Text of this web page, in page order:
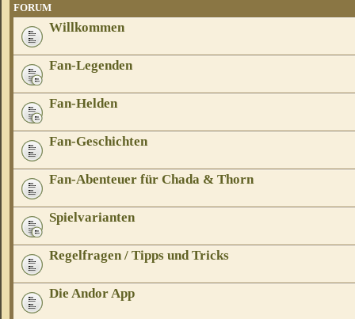
FORUM
Willkommen
Fan-Legenden
Fan-Helden
Fan-Geschichten
Fan-Abenteuer für Chada & Thorn
Spielvarianten
Regelfragen / Tipps und Tricks
Die Andor App